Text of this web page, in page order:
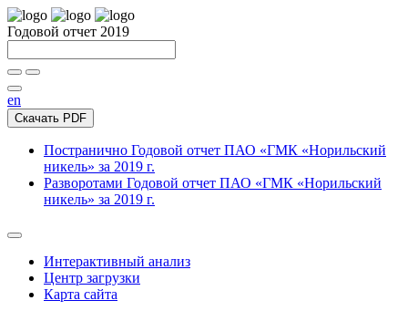
Годовой отчет 2019
en
Скачать PDF
Постранично Годовой отчет ПАО «ГМК «Норильский
никель» за 2019 г.
Разворотами Годовой отчет ПАО «ГМК «Норильский
никель» за 2019 г.
Интерактивный анализ
Центр загрузки
Карта сайта